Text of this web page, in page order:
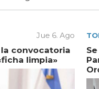
Jue 6. Ago
convocatoria
limpia»